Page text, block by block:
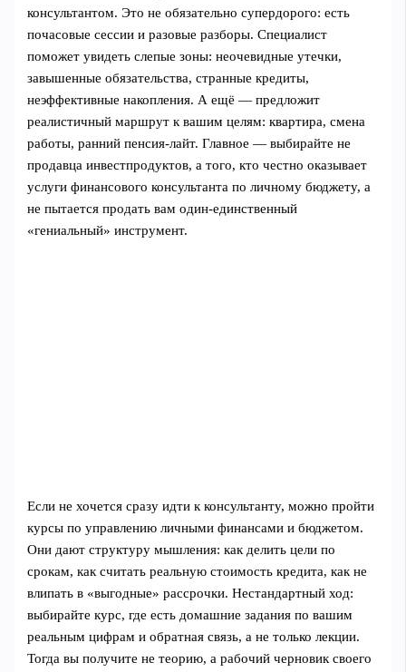
консультантом. Это не обязательно супердорого: есть
почасовые сессии и разовые разборы. Специалист
поможет увидеть слепые зоны: неочевидные утечки,
завышенные обязательства, странные кредиты,
неэффективные накопления. А ещё — предложит
реалистичный маршрут к вашим целям: квартира, смена
работы, ранний пенсия-лайт. Главное — выбирайте не
продавца инвестпродуктов, а того, кто честно оказывает
услуги финансового консультанта по личному бюджету, а
не пытается продать вам один-единственный
«гениальный» инструмент.
Если не хочется сразу идти к консультанту, можно пройти
курсы по управлению личными финансами и бюджетом.
Они дают структуру мышления: как делить цели по
срокам, как считать реальную стоимость кредита, как не
влипать в «выгодные» рассрочки. Нестандартный ход:
выбирайте курс, где есть домашние задания по вашим
реальным цифрам и обратная связь, а не только лекции.
Тогда вы получите не теорию, а рабочий черновик своего